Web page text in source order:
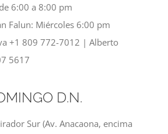
6:00 a 8:00 pm
Falun: Miércoles 6:00 pm
+1 809 772-7012 | Alberto
5617
D.N.
Sur (Av. Anacaona, encima